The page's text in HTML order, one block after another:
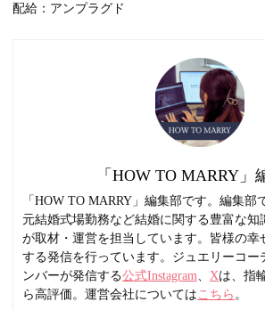
配給：アンプラグド
「HOW TO MARRY」
「HOW TO MARRY」編集部です。編集部
元結婚式場勤務など結婚に関する豊富な知
が取材・運営を担当しています。皆様の幸
する発信を行っています。ジュエリーコー
ンバーが発信する公式Instagram、 Xは、指
ら高評価。運営会社については こちら 。